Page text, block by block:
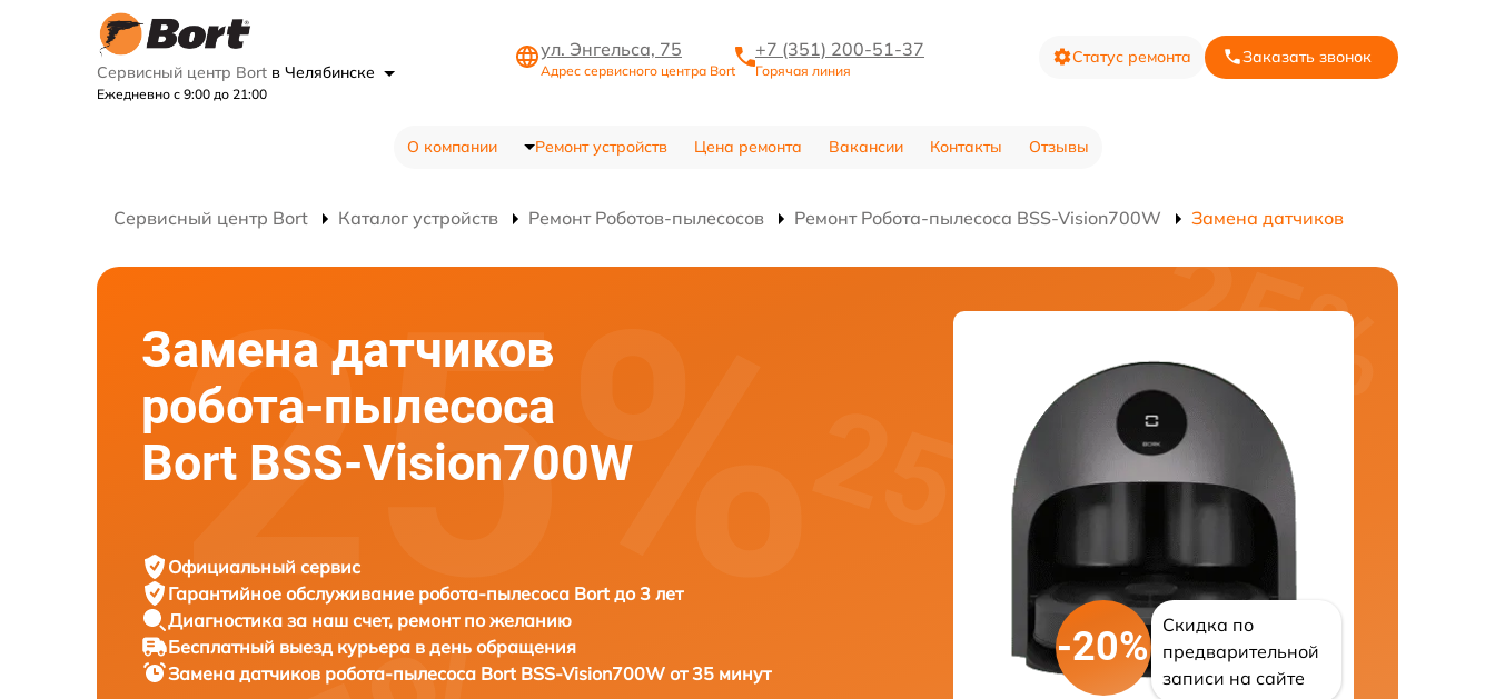
Сервисный центр Bort в Челябинске
Ежедневно с 9:00 до 21:00
ул. Энгельса, 75
Адрес сервисного центра Bort
+7 (351) 200-51-37
Горячая линия
Статус ремонта Заказать звонок
О компании Ремонт устройств Цена ремонта Вакансии Контакты Отзывы
Сервисный центр Bort Каталог устройств Ремонт Роботов-пылесосов Ремонт Робота-пылесоса BSS-Vision700W Замена датчиков
Замена датчиков
робота-пылесоса
Bort BSS-Vision700W
Официальный сервис
Гарантийное обслуживание робота-пылесоса Bort до 3 лет
Диагностика за наш счет, ремонт по желанию
Бесплатный выезд курьера в день обращения
Замена датчиков робота-пылесоса Bort BSS-Vision700W от 35 минут
-20%
Скидка по
предварительной
записи на сайте